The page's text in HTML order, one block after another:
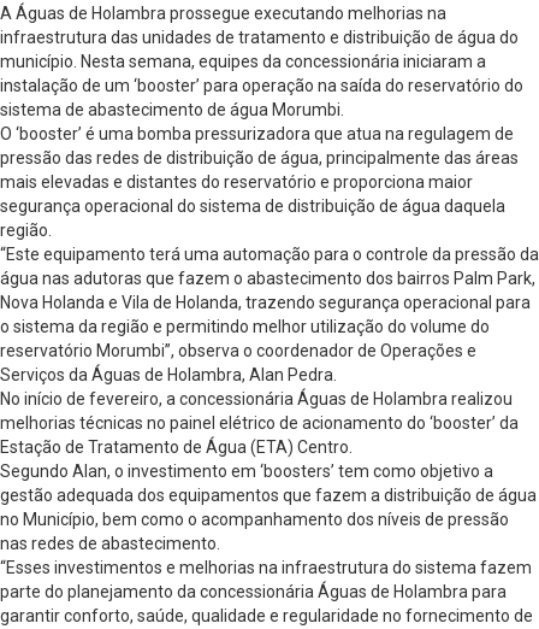
A Águas de Holambra prossegue executando melhorias na
infraestrutura das unidades de tratamento e distribuição de água do
município. Nesta semana, equipes da concessionária iniciaram a
instalação de um ‘booster’ para operação na saída do reservatório do
sistema de abastecimento de água Morumbi.
O ‘booster’ é uma bomba pressurizadora que atua na regulagem de
pressão das redes de distribuição de água, principalmente das áreas
mais elevadas e distantes do reservatório e proporciona maior
segurança operacional do sistema de distribuição de água daquela
região.
“Este equipamento terá uma automação para o controle da pressão da
água nas adutoras que fazem o abastecimento dos bairros Palm Park,
Nova Holanda e Vila de Holanda, trazendo segurança operacional para
o sistema da região e permitindo melhor utilização do volume do
reservatório Morumbi”, observa o coordenador de Operações e
Serviços da Águas de Holambra, Alan Pedra.
No início de fevereiro, a concessionária Águas de Holambra realizou
melhorias técnicas no painel elétrico de acionamento do ‘booster’ da
Estação de Tratamento de Água (ETA) Centro.
Segundo Alan, o investimento em ‘boosters’ tem como objetivo a
gestão adequada dos equipamentos que fazem a distribuição de água
no Município, bem como o acompanhamento dos níveis de pressão
nas redes de abastecimento.
“Esses investimentos e melhorias na infraestrutura do sistema fazem
parte do planejamento da concessionária Águas de Holambra para
garantir conforto, saúde, qualidade e regularidade no fornecimento de